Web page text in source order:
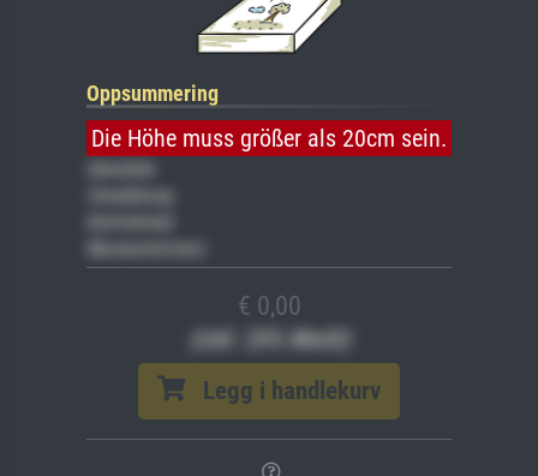
Oppsummering
Die Höhe muss größer als 20cm sein.
Veredelung
Museumslizenz
€ 0,00
(inkl. 20% MwSt)
Legg i handlekurv